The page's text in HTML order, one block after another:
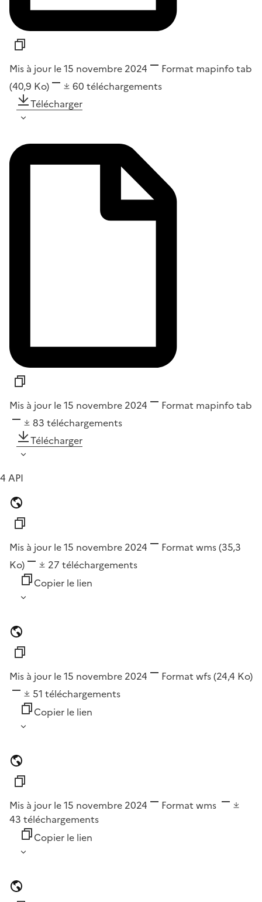
Mis à jour le 15 novembre 2024 Format mapinfo tab
(40,9 Ko)
60 téléchargements
Télécharger
Mis à jour le 15 novembre 2024 Format mapinfo tab
83 téléchargements
Télécharger
4 API
Mis à jour le 15 novembre 2024 Format wms(35,3
Ko)
27 téléchargements
Copier le lien
Mis à jour le 15 novembre 2024 Format wfs(24,4 Ko)
51 téléchargements
Copier le lien
Mis à jour le 15 novembre 2024 Format wms
43 téléchargements
Copier le lien